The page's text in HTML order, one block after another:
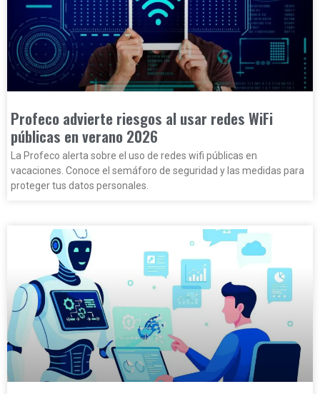
Profeco advierte riesgos al usar redes WiFi
públicas en verano 2026
La Profeco alerta sobre el uso de redes wifi públicas en
vacaciones. Conoce el semáforo de seguridad y las medidas para
proteger tus datos personales.